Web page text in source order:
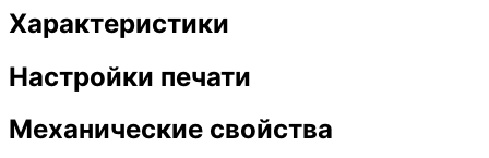
Характеристики
Настройки печати
Механические свойства